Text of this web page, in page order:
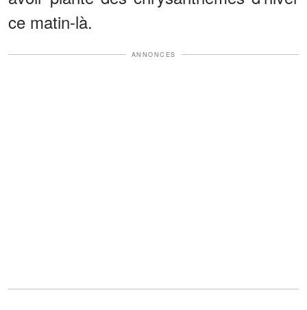
ce matin-là.
ANNONCES